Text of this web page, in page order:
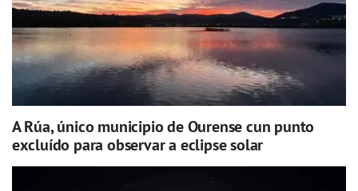
A Rúa, único municipio de Ourense cun punto
excluído para observar a eclipse solar